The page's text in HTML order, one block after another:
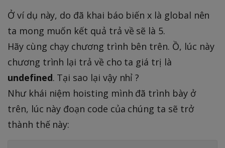
Ở ví dụ này, do đã khai báo biến x là global nên
ta mong muốn kết quả trả về sẽ là 5.
Hãy cùng chạy chương trình bên trên. Ồ, lúc này
chương trình lại trả về cho ta giá trị là
undefined. Tại sao lại vậy nhỉ ?
Như khái niệm hoisting mình đã trình bày ở
trên, lúc này đoạn code của chúng ta sẽ trở
thành thế này: